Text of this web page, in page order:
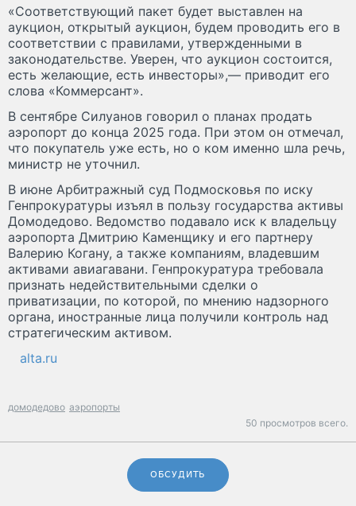
«Соответствующий пакет будет выставлен на
аукцион, открытый аукцион, будем проводить его в
соответствии с правилами, утвержденными в
законодательстве. Уверен, что аукцион состоится,
есть желающие, есть инвесторы»,— приводит его
слова «Коммерсант».
В сентябре Силуанов говорил о планах продать
аэропорт до конца 2025 года. При этом он отмечал,
что покупатель уже есть, но о ком именно шла речь,
министр не уточнил.
В июне Арбитражный суд Подмосковья по иску
Генпрокуратуры изъял в пользу государства активы
Домодедово. Ведомство подавало иск к владельцу
аэропорта Дмитрию Каменщику и его партнеру
Валерию Когану, а также компаниям, владевшим
активами авиагавани. Генпрокуратура требовала
признать недействительными сделки о
приватизации, по которой, по мнению надзорного
органа, иностранные лица получили контроль над
стратегическим активом.
alta.ru
домодедово аэропорты
50 просмотров всего.
ОБСУДИТЬ